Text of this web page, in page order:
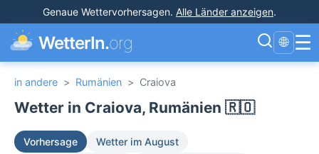
Genaue Wettervorhersagen. Alle Länder anzeigen.
WetterIn.org 🌐 ☰
in andere > Rumänien > Craiova
Wetter in Craiova, Rumänien 🇷🇴
Vorhersage
Wetter im August